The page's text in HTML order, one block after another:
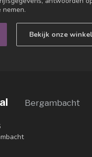
Bekijk onze
Bergambacht